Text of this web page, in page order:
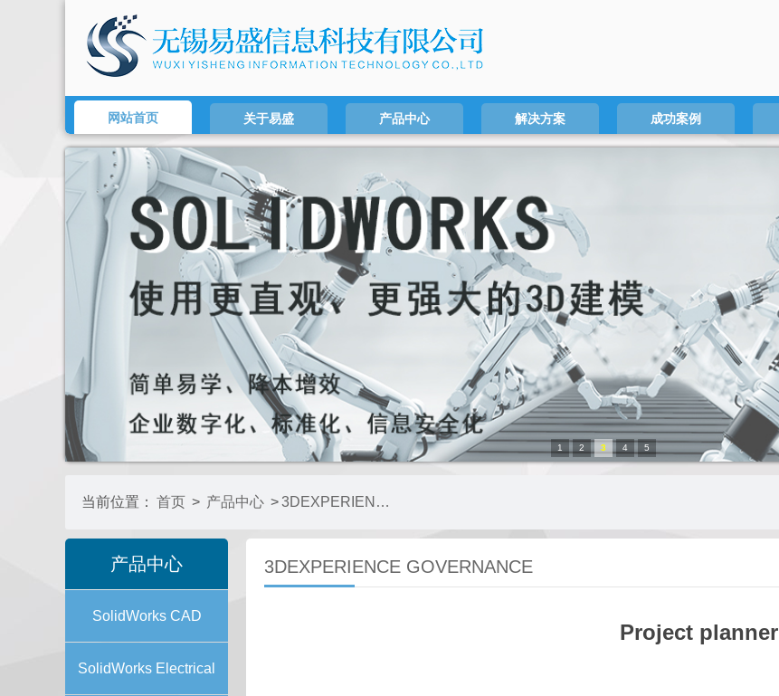
网站首页 关于易盛 产品中心 解决方案 成功案例
1 2 3 4 5
当前位置： 首页 > 产品中心 > 3DEXPERIENCE GOVERNANCE
产品中心
SolidWorks CAD
SolidWorks Electrical
3DEXPERIENCE GOVERNANCE
Project planner